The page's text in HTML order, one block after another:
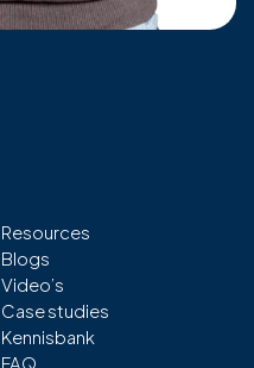
Resources
Blogs
Video’s
Case studies
Kennisbank
FAQ